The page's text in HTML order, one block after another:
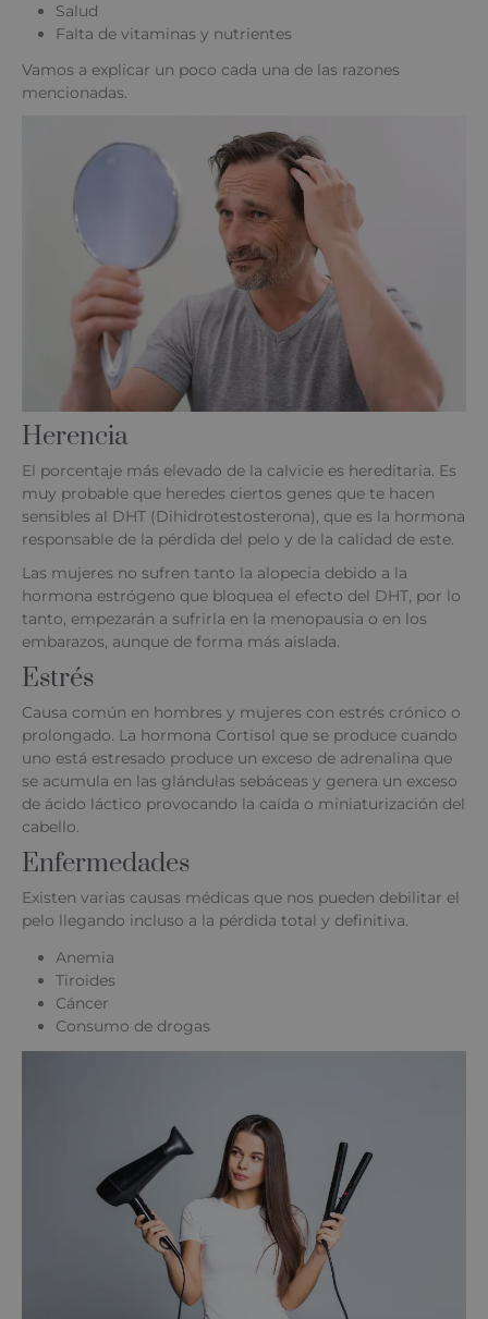
Salud
Falta de vitaminas y nutrientes
Vamos a explicar un poco cada una de las razones
mencionadas.
Herencia
El porcentaje más elevado de la calvicie es hereditaria. Es
muy probable que heredes ciertos genes que te hacen
sensibles al DHT (Dihidrotestosterona), que es la hormona
responsable de la pérdida del pelo y de la calidad de este.
Las mujeres no sufren tanto la alopecia debido a la
hormona estrógeno que bloquea el efecto del DHT, por lo
tanto, empezarán a sufrirla en la menopausia o en los
embarazos, aunque de forma más aislada.
Estrés
Causa común en hombres y mujeres con estrés crónico o
prolongado. La hormona Cortisol que se produce cuando
uno está estresado produce un exceso de adrenalina que
se acumula en las glándulas sebáceas y genera un exceso
de ácido láctico provocando la caída o miniaturización del
cabello.
Enfermedades
Existen varias causas médicas que nos pueden debilitar el
pelo llegando incluso a la pérdida total y definitiva.
Anemia
Tiroides
Cáncer
Consumo de drogas